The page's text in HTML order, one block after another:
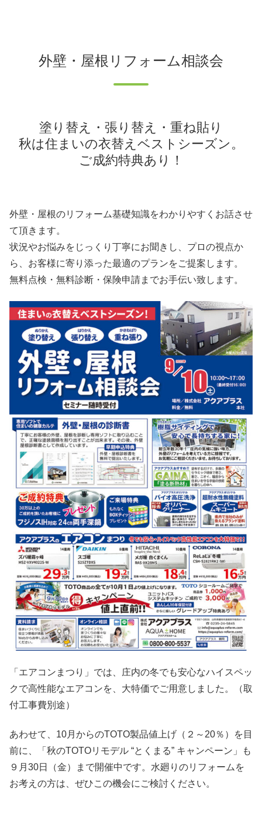
外壁・屋根リフォーム相談会
塗り替え・張り替え・重ね貼り
秋は住まいの衣替えベストシーズン。
ご成約特典あり！
外壁・屋根のリフォーム基礎知識をわかりやすくお話させ
て頂きます。
状況やお悩みをじっくり丁寧にお聞きし、プロの視点か
ら、お客様に寄り添った最適のプランをご提案します。
無料点検・無料診断・保険申請までお手伝い致します。
「エアコンまつり」では、庄内の冬でも安心なハイスペッ
クで高性能なエアコンを、大特価でご用意しました。（取
付工事費別途）
あわせて、10月からのTOTO製品値上げ（２～20％）を目
前に、「秋のTOTOリモデル “とくまる” キャンペーン」も
９月30日（金）まで開催中です。水廻りのリフォームを
お考えの方は、ぜひこの機会にご検討ください。